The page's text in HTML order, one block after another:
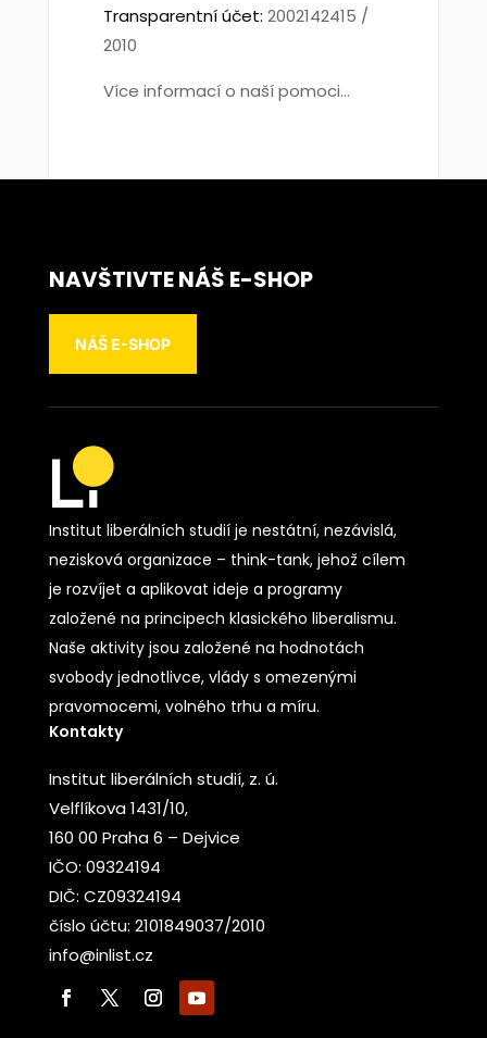
Transparentní účet: 2002142415 /
2010
Více informací o naší pomoci...
NAVŠTIVTE NÁŠ E-SHOP
NÁŠ E-SHOP
Institut liberálních studií je nestátní, nezávislá,
nezisková organizace – think-tank, jehož cílem
je rozvíjet a aplikovat ideje a programy
založené na principech klasického liberalismu.
Naše aktivity jsou založené na hodnotách
svobody jednotlivce, vlády s omezenými
pravomocemi, volného trhu a míru.
Kontakty
Institut liberálních studií, z. ú.
Velflíkova 1431/10,
160 00 Praha 6 – Dejvice
IČO: 09324194
DIČ: CZ09324194
číslo účtu: 2101849037/2010
info@inlist.cz